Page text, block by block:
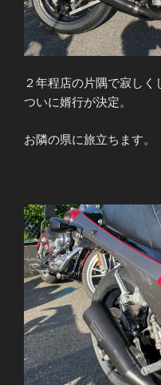
２年程店の片隅で寂し
ついに婿行が決定。
お隣の県に旅立ちます。